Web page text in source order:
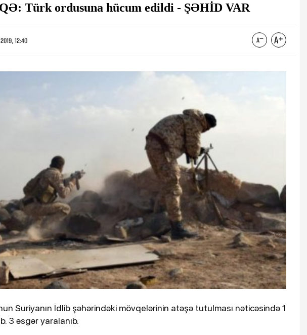
Türk ordusuna hücum edildi - ŞƏHİD VAR
12:40
Suriyanın İdlib şəhərindəki mövqelərinin atəşə tutulması nəticəsində 1
3 əsgər yaralanıb.
Pezeşkianın istefası ilə bağlı
açıqlama: Dərhal Xameneidən
üzr istənilməlidir